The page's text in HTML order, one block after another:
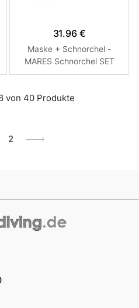
31.96 €
Maske + Schnorchel -
MARES Schnorchel SET
ENERGY VENTO White -
von 40 Produkte
2